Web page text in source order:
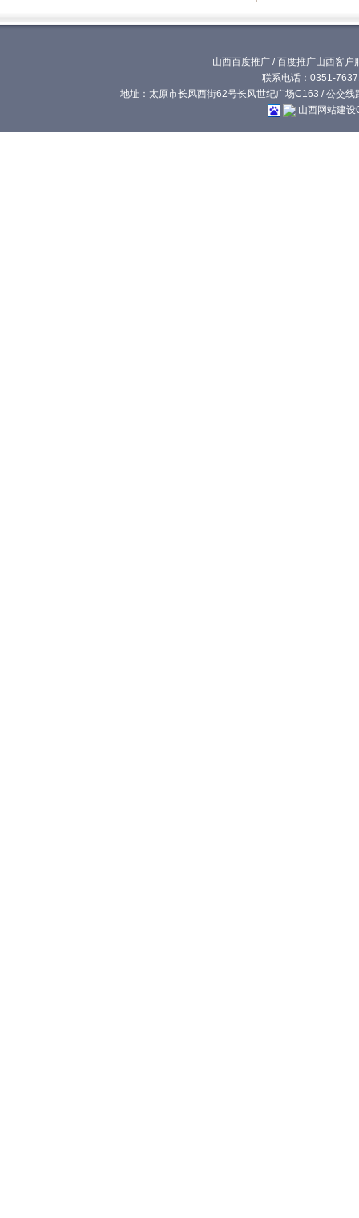
山西百度推广/百度推广山西客户
联系电话：0351-
地址：太原市长风西街62号长风世纪广场C163 / 公交
山西网站建设